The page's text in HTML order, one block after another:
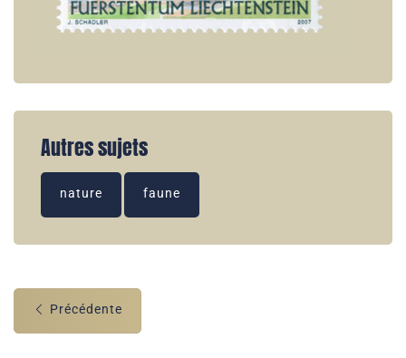
Autres sujets
nature faune
Précédente